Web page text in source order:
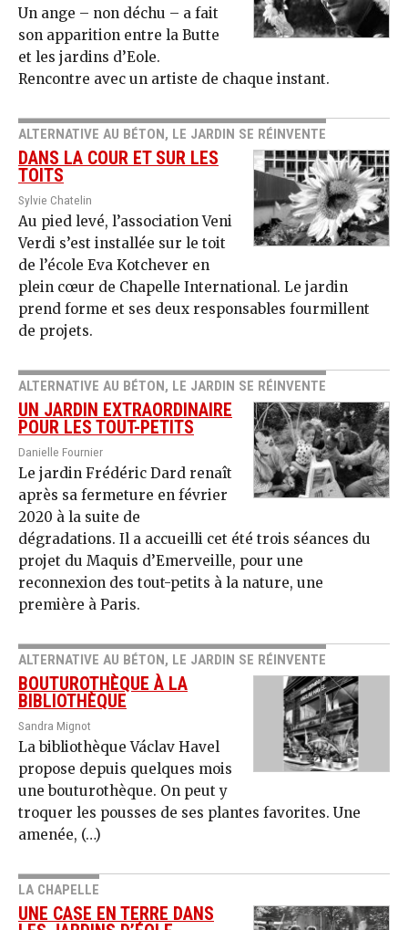
Un ange – non déchu – a fait
son apparition entre la Butte
et les jardins d’Eole.
Rencontre avec un artiste de chaque instant.
ALTERNATIVE AU BÉTON, LE JARDIN SE RÉINVENTE
DANS LA COUR ET SUR LES
TOITS
Sylvie Chatelin
Au pied levé, l’association Veni
Verdi s’est installée sur le toit
de l’école Eva Kotchever en
plein cœur de Chapelle International. Le jardin
prend forme et ses deux responsables fourmillent
de projets.
ALTERNATIVE AU BÉTON, LE JARDIN SE RÉINVENTE
UN JARDIN EXTRAORDINAIRE
POUR LES TOUT-PETITS
Danielle Fournier
Le jardin Frédéric Dard renaît
après sa fermeture en février
2020 à la suite de
dégradations. Il a accueilli cet été trois séances du
projet du Maquis d’Emerveille, pour une
reconnexion des tout-petits à la nature, une
première à Paris.
ALTERNATIVE AU BÉTON, LE JARDIN SE RÉINVENTE
BOUTUROTHÈQUE À LA
BIBLIOTHÈQUE
Sandra Mignot
La bibliothèque Václav Havel
propose depuis quelques mois
une bouturothèque. On peut y
troquer les pousses de ses plantes favorites. Une
amenée, (…)
LA CHAPELLE
UNE CASE EN TERRE DANS